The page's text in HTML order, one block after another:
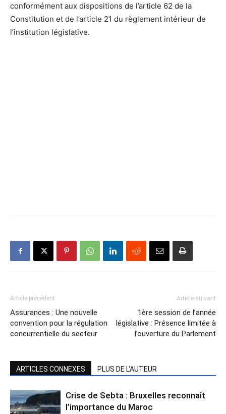
conformément aux dispositions de l’article 62 de la
Constitution et de l’article 21 du règlement intérieur de
l’institution législative.
Article précédent
Assurances : Une nouvelle
convention pour la régulation
concurrentielle du secteur
Article suivant
1ère session de l’année
législative : Présence limitée à
l’ouverture du Parlement
ARTICLES CONNEXES PLUS DE L'AUTEUR
Crise de Sebta : Bruxelles reconnaît
l’importance du Maroc